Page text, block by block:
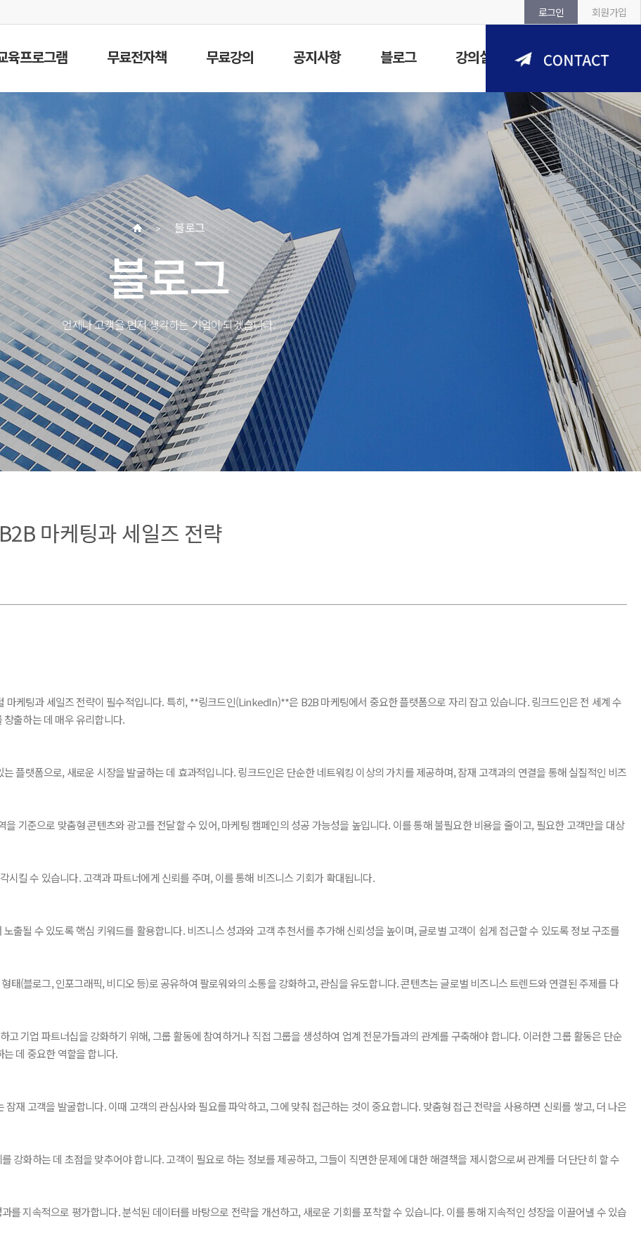
로그인 회원가입
육프로그램 무료전자책 무료강의 공지사항 블로그 강의실
블로그
블로그
언제나 고객을 먼저 생각하는 기업이 되겠습니다.
마케팅과 세일즈 전략
케팅과 세일즈 전략이 필수적입니다. 특히, **링크드인(LinkedIn)**은 B2B 마케팅에서 중요한 플랫폼으로 자리 잡고 있습니다. 링크드인은 전 세계 수
출하는 데 매우 유리합니다.
플랫폼으로, 새로운 시장을 발굴하는 데 효과적입니다. 링크드인은 단순한 네트워킹 이상의 가치를 제공하며, 잠재 고객과의 연결을 통해 실질적인 비즈
기준으로 맞춤형 콘텐츠와 광고를 전달할 수 있어, 마케팅 캠페인의 성공 가능성을 높입니다. 이를 통해 불필요한 비용을 줄이고, 필요한 고객만을 대상
킬 수 있습니다. 고객과 파트너에게 신뢰를 주며, 이를 통해 비즈니스 기회가 확대됩니다.
출될 수 있도록 핵심 키워드를 활용합니다. 비즈니스 성과와 고객 추천서를 추가해 신뢰성을 높이며, 글로벌 고객이 쉽게 접근할 수 있도록 정보 구조를
태(블로그, 인포그래픽, 비디오 등)로 공유하여 팔로워와의 소통을 강화하고, 관심을 유도합니다. 콘텐츠는 글로벌 비즈니스 트렌드와 연결된 주제를 다
기업 파트너십을 강화하기 위해, 그룹 활동에 참여하거나 직접 그룹을 생성하여 업계 전문가들과의 관계를 구축해야 합니다. 이러한 그룹 활동은 단순
데 중요한 역할을 합니다.
재 고객을 발굴합니다. 이때 고객의 관심사와 필요를 파악하고, 그에 맞춰 접근하는 것이 중요합니다. 맞춤형 접근 전략을 사용하면 신뢰를 쌓고, 더 나은
강화하는 데 초점을 맞추어야 합니다. 고객이 필요로 하는 정보를 제공하고, 그들이 직면한 문제에 대한 해결책을 제시함으로써 관계를 더 단단히 할 수
를 지속적으로 평가합니다. 분석된 데이터를 바탕으로 전략을 개선하고, 새로운 기회를 포착할 수 있습니다. 이를 통해 지속적인 성장을 이끌어낼 수 있습